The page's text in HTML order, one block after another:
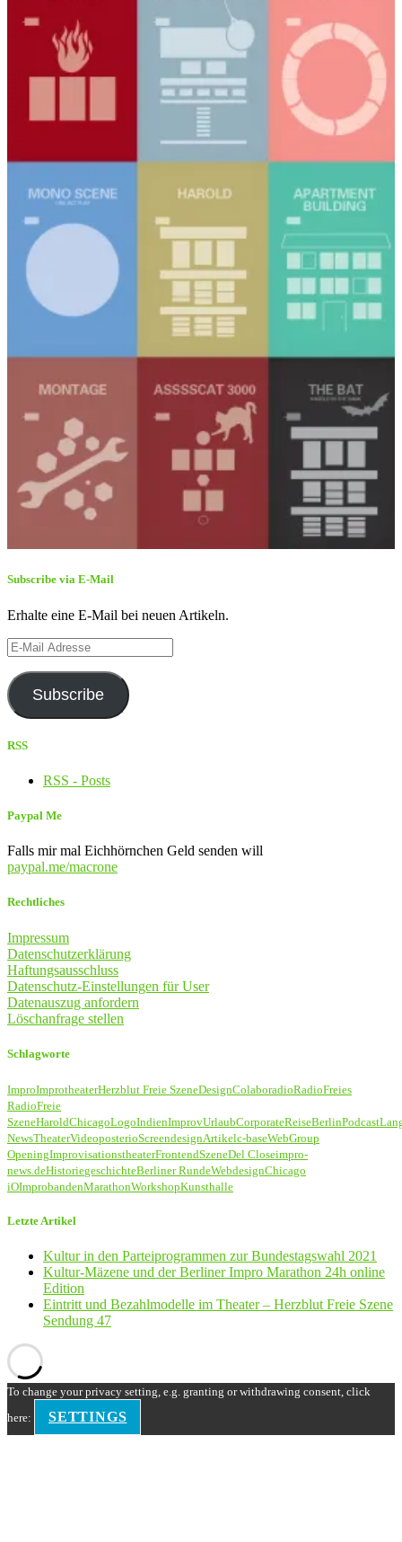
Subscribe via E-Mail
Erhalte eine E-Mail bei neuen Artikeln.
E-
Mail
Adresse
Subscribe
RSS
RSS - Posts
Paypal Me
Falls mir mal Eichhörnchen Geld senden will
paypal.me/macrone
Rechtliches
Impressum
Datenschutzerklärung
Haftungsausschluss
Datenschutz-Einstellungen für User
Datenauszug anfordern
Löschanfrage stellen
Schlagworte
ImproImprotheaterHerzblut Freie SzeneDesignColaboradioRadioFreies
RadioFreie
SzeneHaroldChicagoLogoIndienImprovUrlaubCorporateReiseBerlinPodcast
NewsTheaterVideoposterioScreendesignArtikelc-baseWebGroup
OpeningImprovisationstheaterFrontendSzeneDel Closeimpro-
news.deHistoriegeschichteBerliner RundeWebdesignChicago
iOImprobandenMarathonWorkshopKunsthalle
Letzte Artikel
Kultur in den Parteiprogrammen zur Bundestagswahl 2021
Kultur-Mäzene und der Berliner Impro Marathon 24h online
Edition
Eintritt und Bezahlmodelle im Theater – Herzblut Freie Szene
Sendung 47
To change your privacy setting, e.g. granting or withdrawing consent, click
here:
SETTINGS